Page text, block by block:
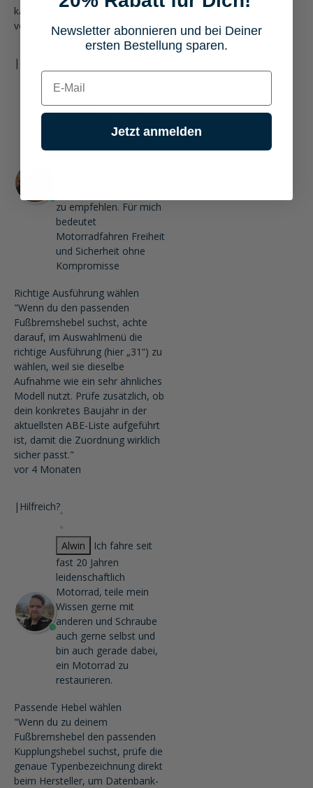
kann."
vor 2 Monaten
|
Nicola
seit 10 Jahren. Ich teile
meine Praxiserfahrung
zu empfehlen. Für mich
bedeutet
Motorradfahren Freiheit
und Sicherheit ohne
Kompromisse
Richtige Ausführung wählen
"Wenn du den passenden
Fußbremshebel suchst, achte
darauf, im Auswahlmenü die
richtige Ausführung (hier „31“) zu
wählen, weil sie dieselbe
Aufnahme wie ein sehr ähnliches
Modell nutzt. Prüfe zusätzlich, ob
dein konkretes Baujahr in der
aktuellsten ABE-Liste aufgeführt
ist, damit die Zuordnung wirklich
sicher passt."
vor 4 Monaten
| Hilfreich?
Alwin
Ich fahre seit
fast 20 Jahren
leidenschaftlich
Motorrad, teile mein
Wissen gerne mit
anderen und Schraube
auch gerne selbst und
bin auch gerade dabei,
ein Motorrad zu
restaurieren.
Passende Hebel wählen
"Wenn du zu deinem
Fußbremshebel den passenden
Kupplungshebel suchst, prüfe die
genaue Typenbezeichnung direkt
beim Hersteller, um Datenbank-
Newsletter abonnieren und bei Deiner
ersten Bestellung sparen.
E-mail
Jetzt anmelden